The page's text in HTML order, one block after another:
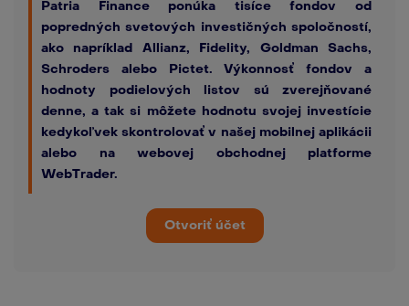
Patria Finance ponúka tisíce fondov od
popredných svetových investičných spoločností,
ako napríklad Allianz, Fidelity, Goldman Sachs,
Schroders alebo Pictet. Výkonnosť fondov a
hodnoty podielových listov sú zverejňované
denne, a tak si môžete hodnotu svojej investície
kedykoľvek skontrolovať v našej mobilnej aplikácii
alebo na webovej obchodnej platforme
WebTrader.
Otvoriť účet